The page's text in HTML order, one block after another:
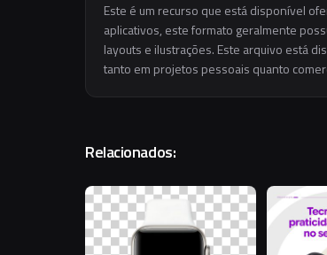
Este é um recurso que está disponível
aplicativos, este formato geralmente
layouts e ilustrações. Este arquivo está
tanto em projetos pessoais quanto
Relacionados:
C